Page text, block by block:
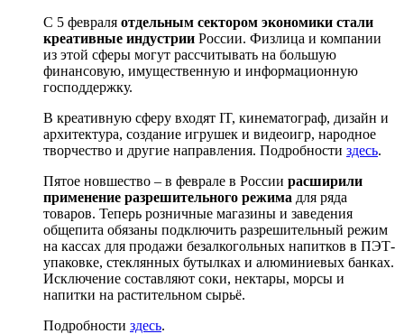
С 5 февраля отдельным сектором экономики стали
креативные индустрии России. Физлица и компании
из этой сферы могут рассчитывать на большую
финансовую, имущественную и информационную
господдержку.
В креативную сферу входят IT, кинематограф, дизайн и
архитектура, создание игрушек и видеоигр, народное
творчество и другие направления. Подробности здесь.
Пятое новшество – в феврале в России расширили
применение разрешительного режима для ряда
товаров. Теперь розничные магазины и заведения
общепита обязаны подключить разрешительный режим
на кассах для продажи безалкогольных напитков в ПЭТ-
упаковке, стеклянных бутылках и алюминиевых банках.
Исключение составляют соки, нектары, морсы и
напитки на растительном сырьё.
Подробности здесь.